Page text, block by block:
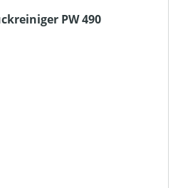
PW 490